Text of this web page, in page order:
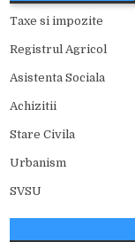
Taxe si impozite
Registrul Agricol
Asistenta Sociala
Achizitii
Stare Civila
Urbanism
SVSU